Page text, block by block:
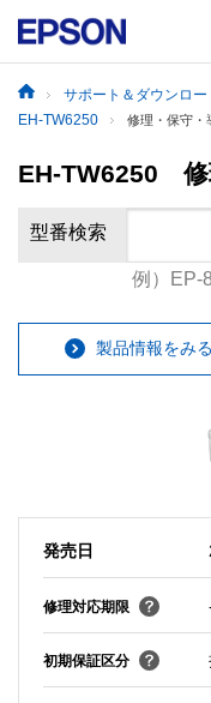
サポート＆ダウンロー
EH-TW6250
修理・保守・
EH-TW6250 修
型番検索
例）EP-
製品情報をみる
発売日
修理対応期限
初期保証区分